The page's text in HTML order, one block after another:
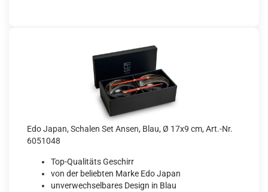
Edo Japan, Schalen Set Ansen, Blau, Ø 17x9 cm, Art.-Nr.
6051048
Top-Qualitäts Geschirr
von der beliebten Marke Edo Japan
unverwechselbares Design in Blau